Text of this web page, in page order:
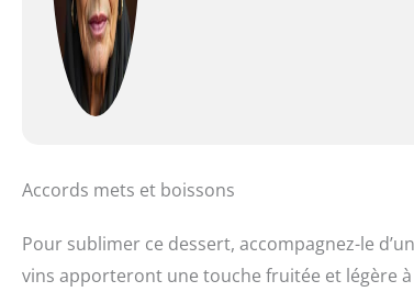
Accords mets et boissons
Pour sublimer ce dessert, accompagnez-le
vins apporteront une touche fruitée et légère